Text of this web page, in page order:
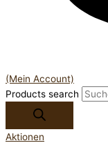
(Mein Account)
Products search
Aktionen